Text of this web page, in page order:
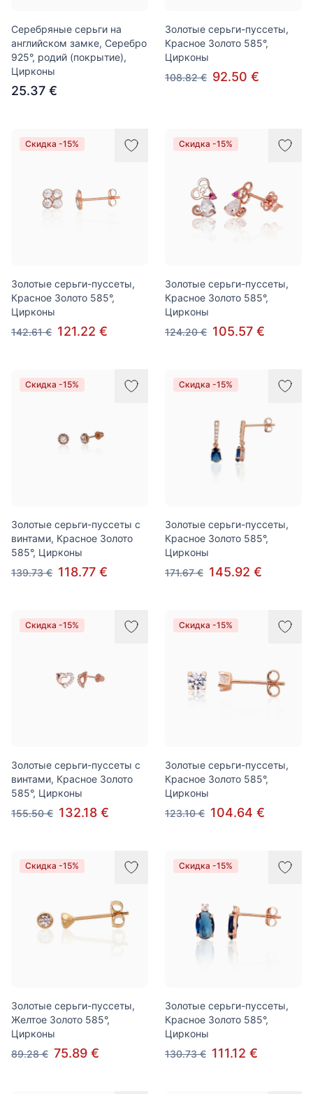
Серебряные серьги на
английском замке, Серебро
925°, родий (покрытие),
Цирконы
25.37 €
Золотые серьги-пуссеты,
Красное Золото 585°,
Цирконы
108.82 € 92.50 €
Скидка -15%
Золотые серьги-пуссеты,
Красное Золото 585°,
Цирконы
142.61 € 121.22 €
Скидка -15%
Золотые серьги-пуссеты,
Красное Золото 585°,
Цирконы
124.20 € 105.57 €
Скидка -15%
Золотые серьги-пуссеты с
винтами, Красное Золото
585°, Цирконы
139.73 € 118.77 €
Скидка -15%
Золотые серьги-пуссеты,
Красное Золото 585°,
Цирконы
171.67 € 145.92 €
Скидка -15%
Золотые серьги-пуссеты с
винтами, Красное Золото
585°, Цирконы
155.50 € 132.18 €
Скидка -15%
Золотые серьги-пуссеты,
Красное Золото 585°,
Цирконы
123.10 € 104.64 €
Скидка -15%
Золотые серьги-пуссеты,
Желтое Золото 585°,
Цирконы
89.28 € 75.89 €
Скидка -15%
Золотые серьги-пуссеты,
Красное Золото 585°,
Цирконы
130.73 € 111.12 €